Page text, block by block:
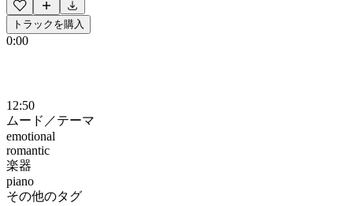
トラックを購入
0:00
12:50
ムード／テーマ
emotional
romantic
楽器
piano
その他のタグ